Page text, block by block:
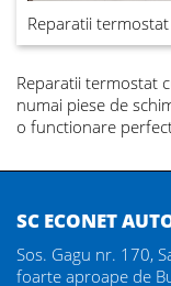
Reparatii termostat
Reparatii termostat
numai piese de
o functionare
SC ECONET
Sos. Gagu nr. 170,
foarte aproape de